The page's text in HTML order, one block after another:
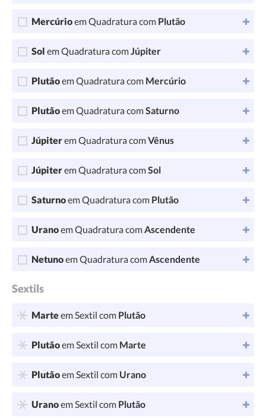
Mercúrioem Quadratura com Plutão
Sol em Quadratura comJúpiter
Plutãoem Quadratura com Mercúrio
Plutãoem Quadratura comSaturno
Júpiterem Quadratura comVênus
Júpiterem Quadratura comSol
Saturnoem Quadratura com Plutão
Uranoem Quadratura comAscendente
Netunoem Quadratura comAscendente
Sextils
Marteem Sextil com Plutão
Plutãoem Sextil com Marte
Plutãoem Sextil com Urano
Uranoem Sextil com Plutão